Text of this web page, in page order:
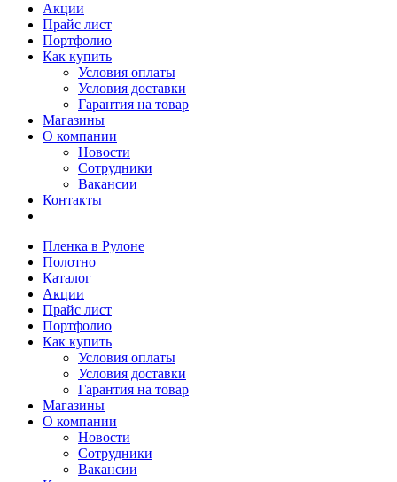
Акции
Прайс лист
Портфолио
Как купить
Условия оплаты
Условия доставки
Гарантия на товар
Магазины
О компании
Новости
Сотрудники
Вакансии
Контакты
Пленка в Рулоне
Полотно
Каталог
Акции
Прайс лист
Портфолио
Как купить
Условия оплаты
Условия доставки
Гарантия на товар
Магазины
О компании
Новости
Сотрудники
Вакансии